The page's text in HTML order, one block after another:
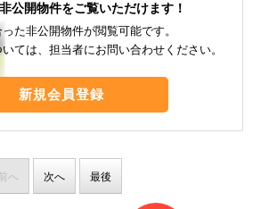
公開物件をご覧いただけます！
た非公開物件が閲覧可能です。
ては、担当者にお問い合わせください。
新規会員登録
へ 次へ 最後